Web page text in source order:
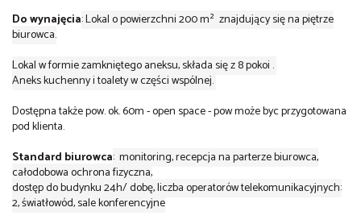
Do wynajęcia: Lokal o powierzchni 200 m² znajdujący się na piętrze
biurowca.
Lokal w formie zamkniętego aneksu, składa się z 8 pokoi .
Aneks kuchenny i toalety w części wspólnej.
Dostępna także pow. ok. 60m - open space - pow może byc przygotowana
pod klienta.
Standard biurowca: monitoring, recepcja na parterze biurowca,
całodobowa ochrona fizyczna,
dostęp do budynku 24h/ dobę, liczba operatorów telekomunikacyjnych:
2, światłowód, sale konferencyjne